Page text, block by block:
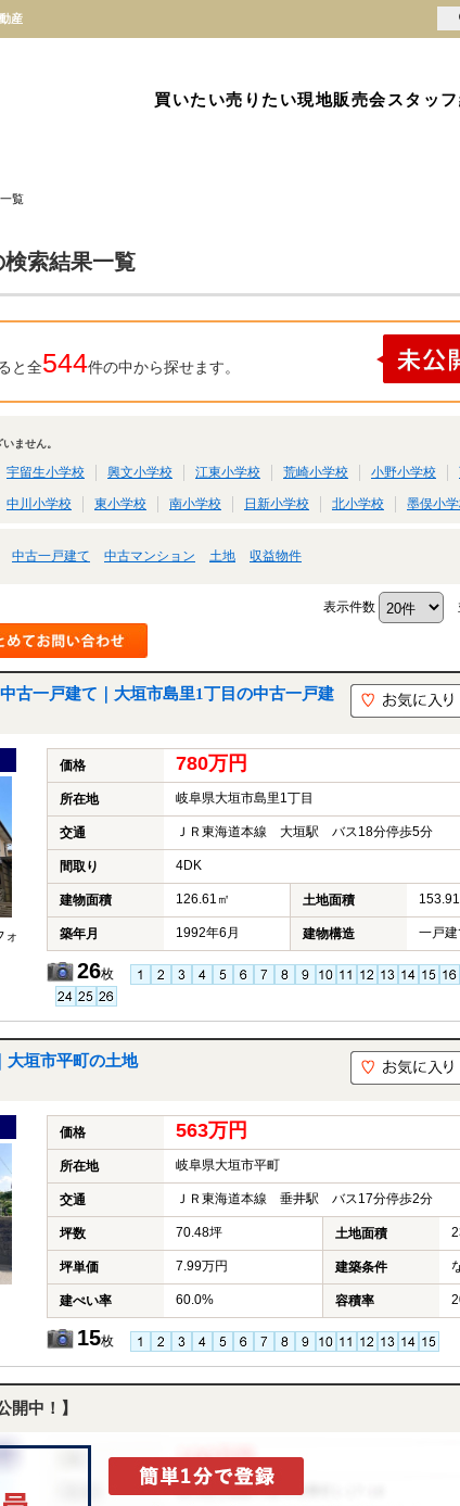
産
買いたい売りたい現地販売会スタッ
覧
索結果一覧
と全544件の中から探せます。
ません。
宇留生小学校 興文小学校 江東小学校 荒崎小学校 小野小学校
中川小学校 東小学校 南小学校 日新小学校 北小学校 墨俣小
中古一戸建て 中古マンション 土地 収益物件
表示件数
古一戸建て｜大垣市島里1丁目の中古一戸建
ォ
価格 780万円
所在地 岐阜県大垣市島里1丁目
交通 ＪＲ東海道本線 大垣駅 バス18分停歩5分
間取り 4DK
建物面積 126.61㎡ 土地面積
築年月 1992年6月 建物構造 一戸
26枚
垣市平町の土地
価格 563万円
所在地 岐阜県大垣市平町
交通 ＪＲ東海道本線 垂井駅 バス17分停歩2分
坪数 70.48坪 土地面積
坪単価 7.99万円 建築条件
建ぺい率 60.0% 容積率
15枚
開中！】